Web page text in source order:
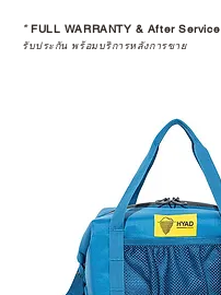
*FULL WARRANTY & After Service
รับประกัน พร้อมบริการหลังการขาย